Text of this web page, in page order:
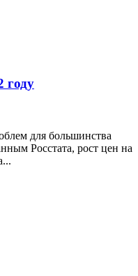
году
для большинства
Росстата, рост цен на